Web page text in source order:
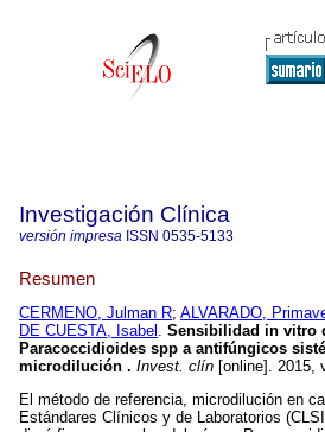
Investigación Clínica
versión impresa ISSN 0535-5133
Resumen
CERMENO, Julman R; ALVARADO,
DE CUESTA, Isabel . Sensibilidad in vitro
Paracoccidioides spp a antifúngicos
microdilución . Invest. clín [online]. 2015,
El método de referencia, microdilución en
Estándares Clínicos y de Laboratorios